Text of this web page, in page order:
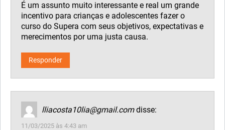
É um assunto muito interessante e real um grande
incentivo para crianças e adolescentes fazer o
curso do Supera com seus objetivos, expectativas e
merecimentos por uma justa causa.
Responder
lliacosta10lia@gmail.com disse:
11/03/2025 às 4:43 am